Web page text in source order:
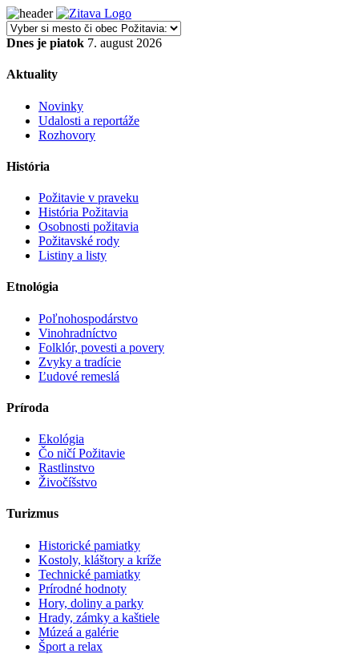
Dnes je piatok 7. august 2026
Aktuality
Novinky
Udalosti a reportáže
Rozhovory
História
Požitavie v praveku
História Požitavia
Osobnosti požitavia
Požitavské rody
Listiny a listy
Etnológia
Poľnohospodárstvo
Vinohradníctvo
Folklór, povesti a povery
Zvyky a tradície
Ľudové remeslá
Príroda
Ekológia
Čo ničí Požitavie
Rastlinstvo
Živočíšstvo
Turizmus
Historické pamiatky
Kostoly, kláštory a kríže
Technické pamiatky
Prírodné hodnoty
Hory, doliny a parky
Hrady, zámky a kaštiele
Múzeá a galérie
Šport a relax